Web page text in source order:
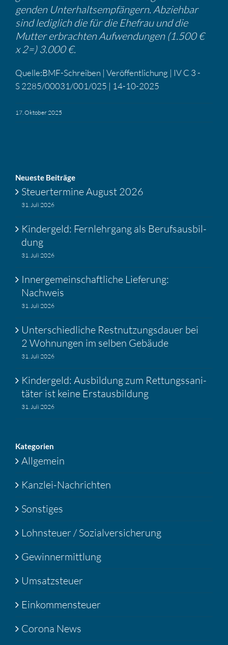
genden Unter­halts­emp­fän­gern. Abziehbar
sind ledig­lich die für die Ehefrau und die
Mutter erbrachten Aufwen­dungen (1.500 €
x 2=) 3.000 €.
Quelle:BMF-Schreiben | Veröf­fent­li­chung | IV C 3 -
S 2285/00031/001/025 | 14-10-2025
17. Oktober 2025
Neueste Beiträge
Steuer­ter­mine August 2026
31. Juli 2026
Kinder­geld: Fernlehr­gang als Berufs­aus­bil­
dung
31. Juli 2026
Inner­ge­mein­schaft­liche Liefe­rung:
Nachweis
31. Juli 2026
Unter­schied­liche Restnut­zungs­dauer bei
2 Wohnungen im selben Gebäude
31. Juli 2026
Kinder­geld: Ausbil­dung zum Rettungs­sa­ni­
täter ist keine Erstaus­bil­dung
31. Juli 2026
Katego­rien
Allgemein
Kanzlei-Nachrichten
Sonstiges
Lohnsteuer / Sozialversicherung
Gewinnermittlung
Umsatzsteuer
Einkommensteuer
Corona News